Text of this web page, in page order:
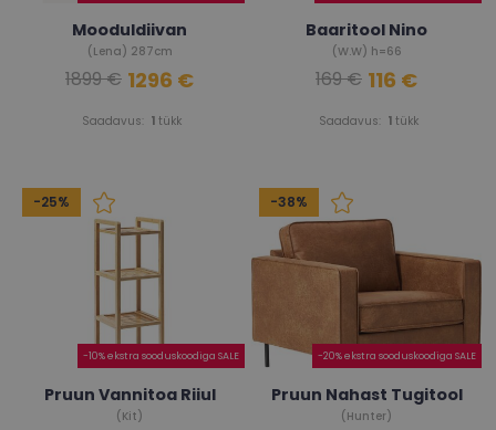
Mooduldiivan
(Lena) 287cm
Saadavus: 1tükk
1899 € 1296 €
Baaritool Nino
(W.W) h=66
Saadavus: 1tükk
169 € 116 €
-25%
-10% ekstra sooduskoodiga SALE
Pruun Vannitoa Riiul
(Kit)
-38%
-20% ekstra sooduskoodiga SALE
Pruun Nahast Tugitool
(Hunter)